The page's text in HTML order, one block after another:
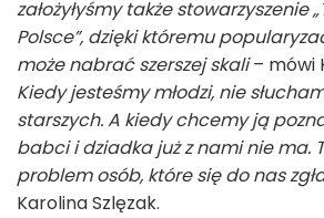
założyłyśmy także stowarzyszenie
Polsce”, dzięki któremu
może nabrać szerszej skali– mówi
Kiedy jesteśmy młodzi, nie
starszych. A kiedy chcemy ją
babci i dziadka już z nami nie ma.
problem osób, które się do nas
Karolina Szlęzak.